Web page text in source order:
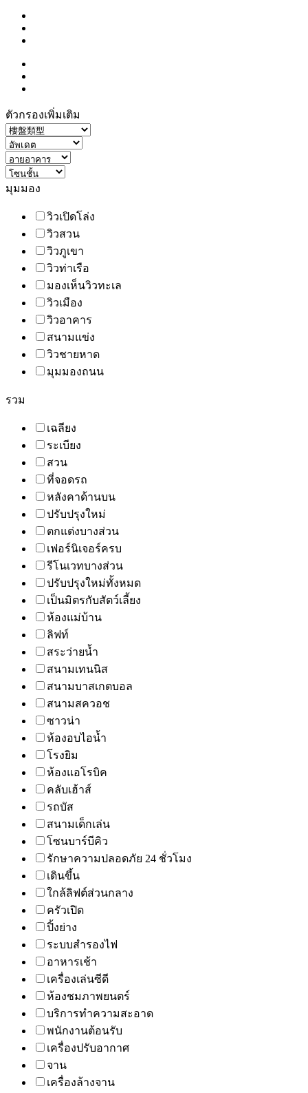
ตัวกรองเพิ่มเติม
มุมมอง
วิวเปิดโล่ง
วิวสวน
วิวภูเขา
วิวท่าเรือ
มองเห็นวิวทะเล
วิวเมือง
วิวอาคาร
สนามแข่ง
วิวชายหาด
มุมมองถนน
รวม
เฉลียง
ระเบียง
สวน
ที่จอดรถ
หลังคาด้านบน
ปรับปรุงใหม่
ตกแต่งบางส่วน
เฟอร์นิเจอร์ครบ
รีโนเวทบางส่วน
ปรับปรุงใหม่ทั้งหมด
เป็นมิตรกับสัตว์เลี้ยง
ห้องแม่บ้าน
ลิฟท์
สระว่ายน้ำ
สนามเทนนิส
สนามบาสเกตบอล
สนามสควอช
ซาวน่า
ห้องอบไอน้ำ
โรงยิม
ห้องแอโรบิค
คลับเฮ้าส์
รถบัส
สนามเด็กเล่น
โซนบาร์บีคิว
รักษาความปลอดภัย 24 ชั่วโมง
เดินขึ้น
ใกล้ลิฟต์ส่วนกลาง
ครัวเปิด
ปิ้งย่าง
ระบบสำรองไฟ
อาหารเช้า
เครื่องเล่นซีดี
ห้องชมภาพยนตร์
บริการทำความสะอาด
พนักงานต้อนรับ
เครื่องปรับอากาศ
จาน
เครื่องล้างจาน